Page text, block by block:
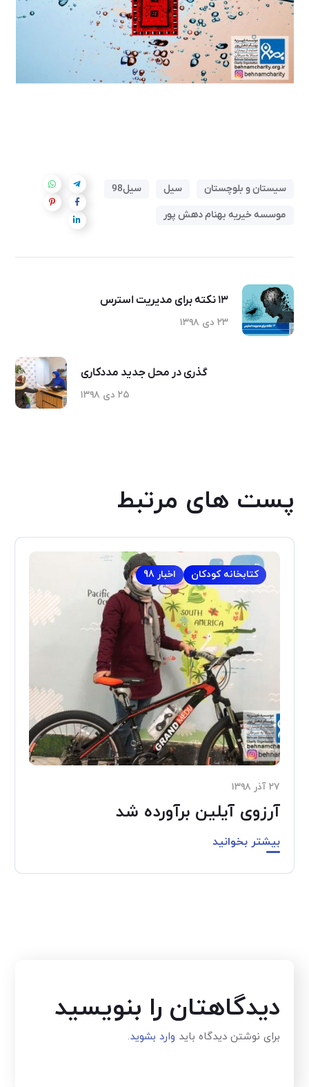
سیستان و بلوچستان سیل
سیل98
موسسه خیریه بهنام دهش پور
۱۳ نکته برای مدیریت استرس
۲۳ دی ۱۳۹۸
گذری در محل جدید مددکاری
۲۵ دی ۱۳۹۸
پست های مرتبط
اخبار 98 کتابخانه کودکان
۲۷ آذر ۱۳۹۸
آرزوی آیلین برآورده شد
بیشتر بخوانید
دیدگاهتان را بنویسید
برای نوشتن دیدگاه باید وارد بشوید.